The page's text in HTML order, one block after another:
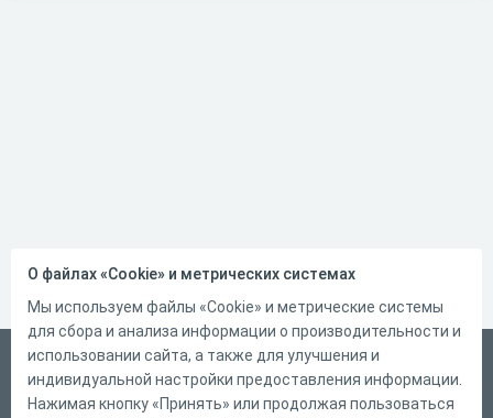
Русский
Справка
О файлах «Cookie» и метрических системах
Мы используем файлы «Cookie» и метрические системы
для сбора и анализа информации о производительности и
использовании сайта, а также для улучшения и
индивидуальной настройки предоставления информации.
Нажимая кнопку «Принять» или продолжая пользоваться